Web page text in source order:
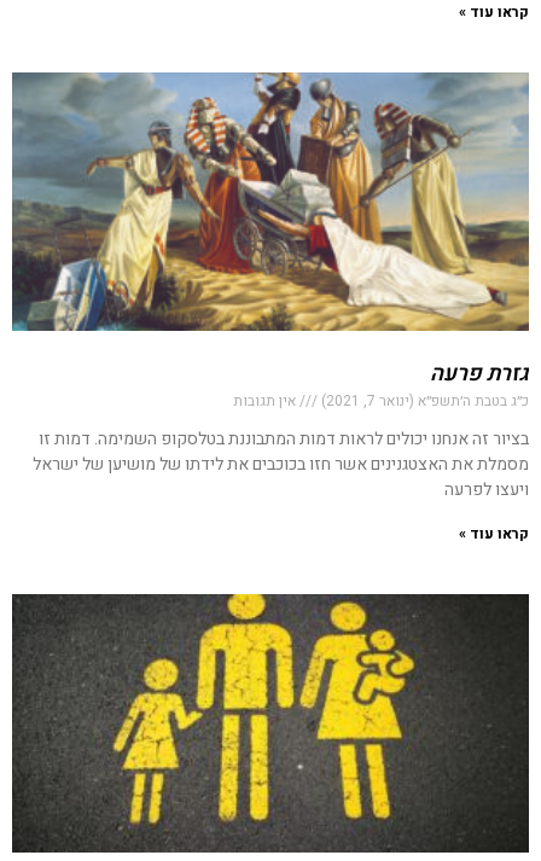
קראו עוד »
גזרת פרעה
כ״ג בטבת ה׳תשפ״א (ינואר 7, 2021) אין תגובות
בציור זה אנחנו יכולים לראות דמות המתבוננת בטלסקופ השמימה. דמות זו
מסמלת את האצטגנינים אשר חזו בכוכבים את לידתו של מושיען של ישראל
ויעצו לפרעה
קראו עוד »